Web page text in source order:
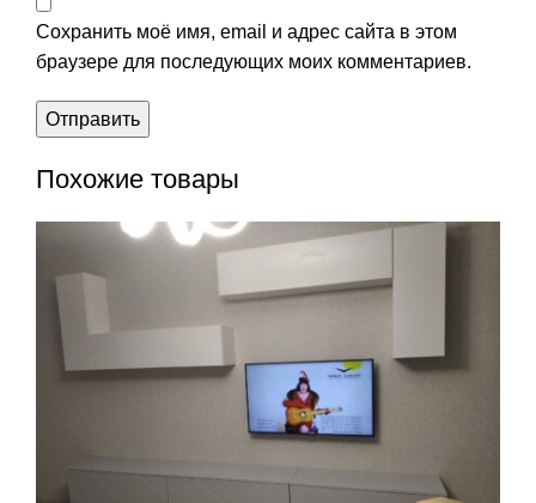
Сохранить моё имя, email и адрес сайта в этом
браузере для последующих моих комментариев.
Похожие товары